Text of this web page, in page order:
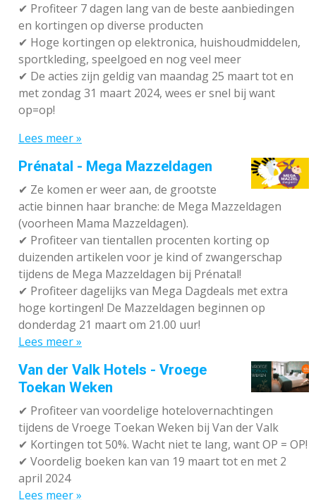
✔ Profiteer 7 dagen lang van de beste aanbiedingen
en kortingen op diverse producten
✔ Hoge kortingen op elektronica, huishoudmiddelen,
sportkleding, speelgoed en nog veel meer
✔ De acties zijn geldig van maandag 25 maart tot en
met zondag 31 maart 2024, wees er snel bij want
op=op!
Lees meer »
Prénatal - Mega Mazzeldagen
✔ Ze komen er weer aan, de grootste
actie binnen haar branche: de Mega Mazzeldagen
(voorheen Mama Mazzeldagen).
✔ Profiteer van tientallen procenten korting op
duizenden artikelen voor je kind of zwangerschap
tijdens de Mega Mazzeldagen bij Prénatal!
✔ Profiteer dagelijks van Mega Dagdeals met extra
hoge kortingen! De Mazzeldagen beginnen op
donderdag 21 maart om 21.00 uur!
Lees meer »
Van der Valk Hotels - Vroege
Toekan Weken
✔ Profiteer van voordelige hotelovernachtingen
tijdens de Vroege Toekan Weken bij Van der Valk
✔ Kortingen tot 50%. Wacht niet te lang, want OP = OP!
✔ Voordelig boeken kan van 19 maart tot en met 2
april 2024
Lees meer »